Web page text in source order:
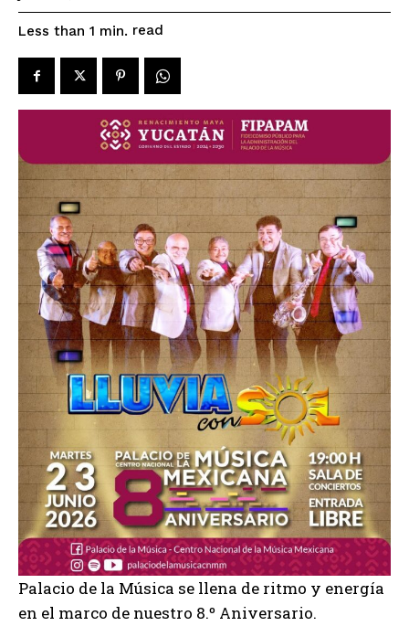
Less than 1 min. read
Palacio de la Música se llena de ritmo y energía
en el marco de nuestro 8.º Aniversario.